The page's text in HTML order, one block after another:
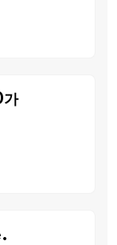
가